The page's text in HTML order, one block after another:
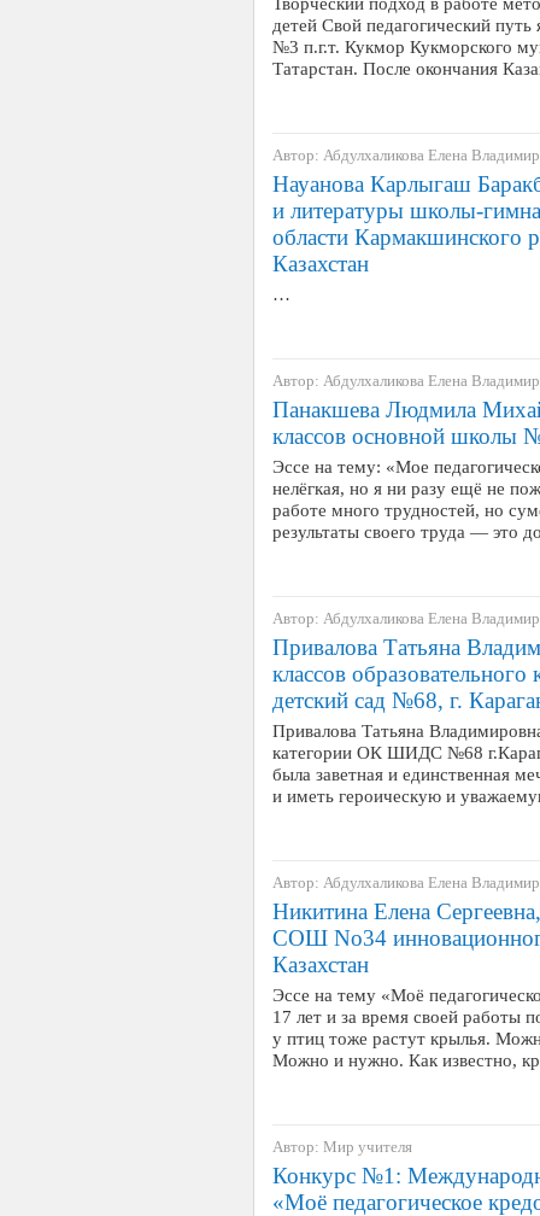
детей Свой педагогический
№3 п.г.т. Кукмор Кукморского
Татарстан. После окончания
Автор: Абдулхаликова Елена
Науанова Карлыгаш
и литературы школы-
области Кармакшинского
Казахстан
…
Автор: Абдулхаликова Елена
Панакшева Людмила
классов основной школы
Эссе на тему: «Мое
нелёгкая, но я ни разу ещё не
работе много трудностей, но
результаты своего труда — это
Автор: Абдулхаликова Елена
Привалова Татьяна
классов
детский сад №68, г.
Привалова Татьяна
категории ОК ШИДС №68
была заветная и единственная
и иметь героическую и
Автор: Абдулхаликова Елена
Никитина Елена
СОШ No34
Казахстан
Эссе на тему «Моё
17 лет и за время своей работы
у птиц тоже растут крылья.
Можно и нужно. Как известно,
Автор: Мир учителя
Конкурс №1:
«Моё педагогическое